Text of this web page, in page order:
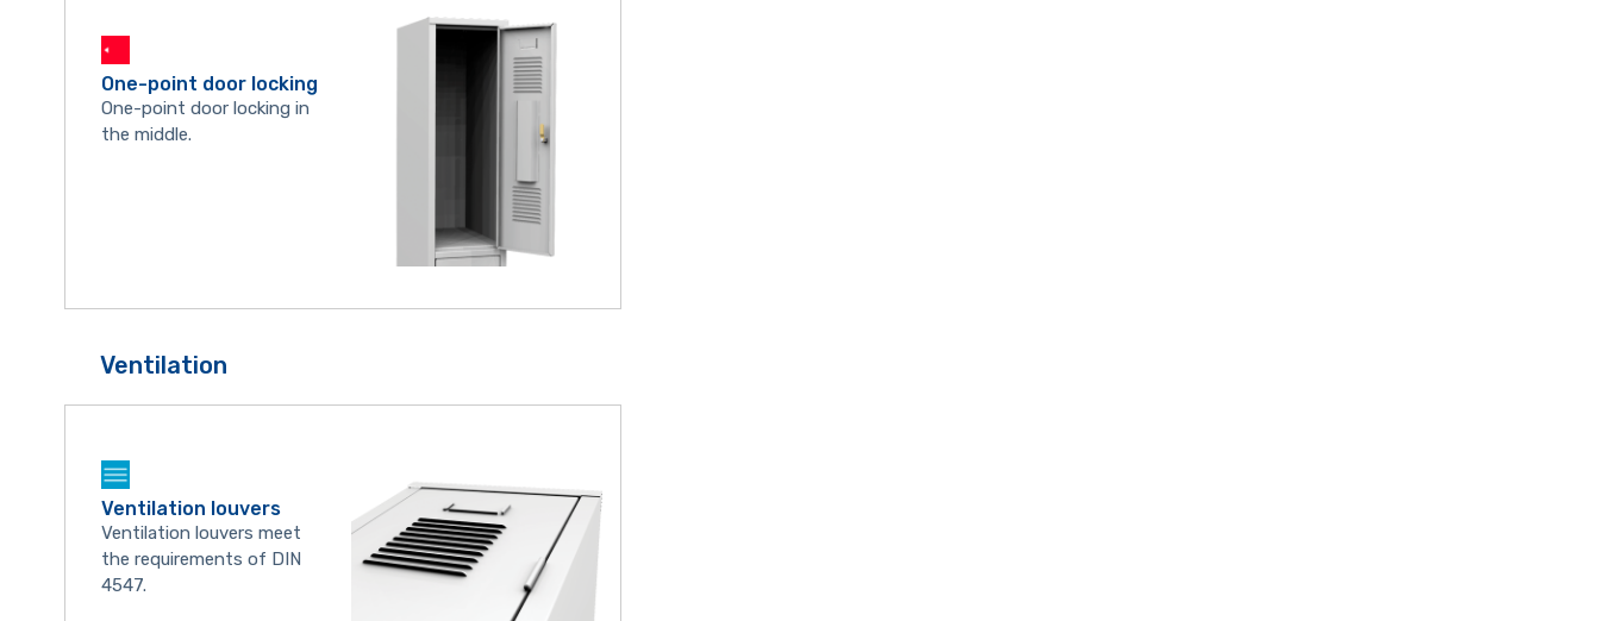
One-point door locking
One-point door locking in
the middle.
Ventilation
Ventilation louvers
Ventilation louvers meet
the requirements of DIN
4547.